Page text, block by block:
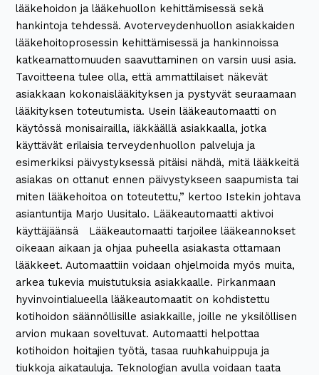
lääkehoidon ja lääkehuollon kehittämisessä sekä
hankintoja tehdessä. Avoterveydenhuollon asiakkaiden
lääkehoitoprosessin kehittämisessä ja hankinnoissa
katkeamattomuuden saavuttaminen on varsin uusi asia.
Tavoitteena tulee olla, että ammattilaiset näkevät
asiakkaan kokonaislääkityksen ja pystyvät seuraamaan
lääkityksen toteutumista. Usein lääkeautomaatti on
käytössä monisairailla, iäkkäällä asiakkaalla, jotka
käyttävät erilaisia terveydenhuollon palveluja ja
esimerkiksi päivystyksessä pitäisi nähdä, mitä lääkkeitä
asiakas on ottanut ennen päivystykseen saapumista tai
miten lääkehoitoa on toteutettu,” kertoo Istekin johtava
asiantuntija Marjo Uusitalo. Lääkeautomaatti aktivoi
käyttäjäänsä Lääkeautomaatti tarjoilee lääkeannokset
oikeaan aikaan ja ohjaa puheella asiakasta ottamaan
lääkkeet. Automaattiin voidaan ohjelmoida myös muita,
arkea tukevia muistutuksia asiakkaalle. Pirkanmaan
hyvinvointialueella lääkeautomaatit on kohdistettu
kotihoidon säännöllisille asiakkaille, joille ne yksilöllisen
arvion mukaan soveltuvat. Automaatti helpottaa
kotihoidon hoitajien työtä, tasaa ruuhkahuippuja ja
tiukkoja aikatauluja. Teknologian avulla voidaan taata